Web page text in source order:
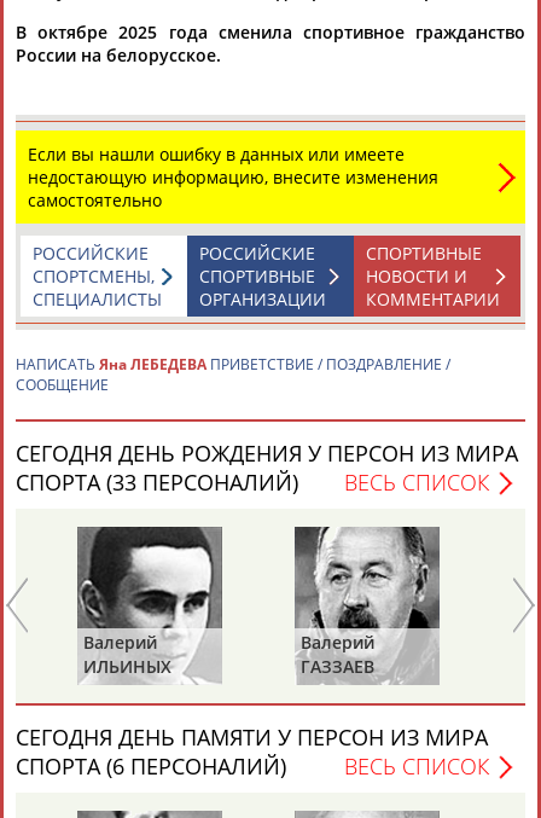
БУЛАТОВА
Каримжан
АБДРАХМАНОВ
Аделя
АБДРАХМАНОВА
Андрей
АБДУВАЛИЕВ
Герман
АБДУЛАЕВ
Рамазан
АБДУЛАЕВ
Тагир
АБДУЛАЕВ
Камиль
АБДУЛАЗИЗОВ
Загалав
АБДУЛБЕКОВ
В октябре 2025 года сменила спортивное гражданство
России на белорусское.
Если вы нашли ошибку в данных или имеете
недостающую информацию, внесите изменения
самостоятельно
СПОРТИВНЫЕ
НОВОСТИ И
КОММЕНТАРИИ
РОССИЙСКИЕ
СПОРТИВНЫЕ
ОРГАНИЗАЦИИ
РОССИЙСКИЕ
СПОРТСМЕНЫ,
СПЕЦИАЛИСТЫ
НАПИСАТЬ Яна ЛЕБЕДЕВА ПРИВЕТСТВИЕ / ПОЗДРАВЛЕНИЕ /
СООБЩЕНИЕ
СЕГОДНЯ ДЕНЬ РОЖДЕНИЯ У ПЕРСОН ИЗ МИРА
СПОРТА (33 ПЕРСОНАЛИЙ)
ВЕСЬ СПИСОК
Валерий
ИЛЬИНЫХ
Валерий
ГАЗЗАЕВ
СЕГОДНЯ ДЕНЬ ПАМЯТИ У ПЕРСОН ИЗ МИРА
СПОРТА (6 ПЕРСОНАЛИЙ)
ВЕСЬ СПИСОК